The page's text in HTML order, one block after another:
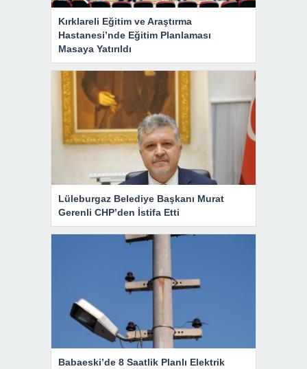
Kırklareli Eğitim ve Araştırma
Hastanesi’nde Eğitim Planlaması
Masaya Yatırıldı
Lüleburgaz Belediye Başkanı Murat
Gerenli CHP’den İstifa Etti
Babaeski’de 8 Saatlik Planlı Elektrik